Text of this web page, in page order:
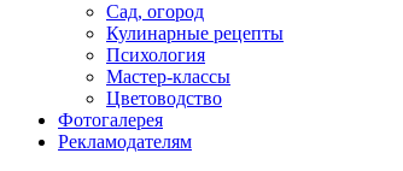
Сад, огород
Кулинарные рецепты
Психология
Мастер-классы
Цветоводство
Фотогалерея
Рекламодателям